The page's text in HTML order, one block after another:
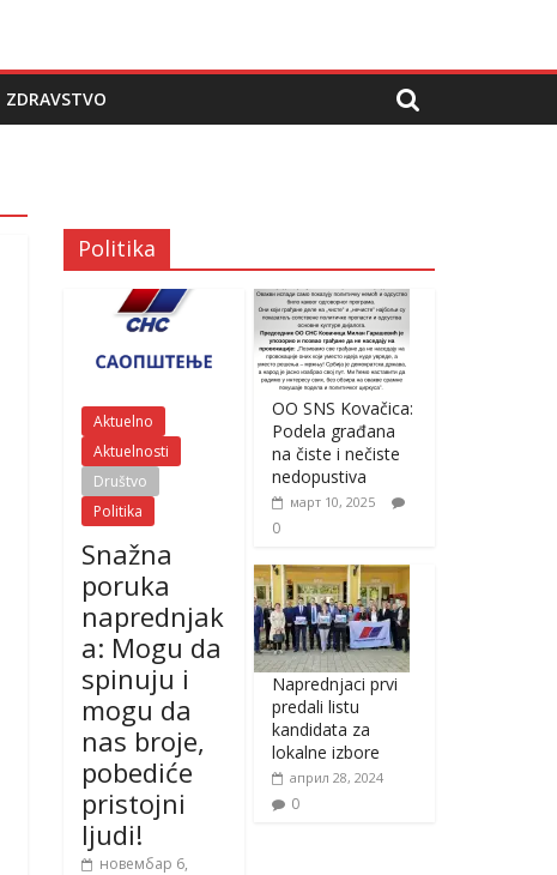
ZDRAVSTVO
Politika
Aktuelno
Aktuelnosti
Društvo
Politika
Snažna
poruka
naprednjak
a: Mogu da
spinuju i
mogu da
nas broje,
pobediće
pristojni
ljudi!
новембар 6,
OO SNS Kovačica:
Podela građana
na čiste i nečiste
nedopustiva
март 10, 2025
0
Naprednjaci prvi
predali listu
kandidata za
lokalne izbore
април 28, 2024
0